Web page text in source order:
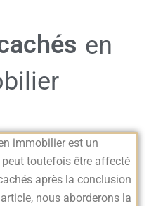
en
immobilier est un
toutefois être affecté
après la conclusion
nous aborderons la